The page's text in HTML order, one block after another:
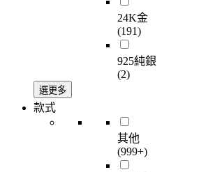
24K金
(191)
925純銀
(2)
選更多
款式
其他
(999+)